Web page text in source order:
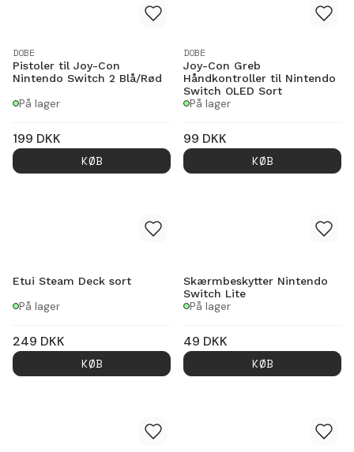
DOBE
Pistoler til Joy-Con
Nintendo Switch 2 Blå/Rød
På lager
199 DKK
KØB
DOBE
Joy-Con Greb
Håndkontroller til Nintendo
Switch OLED Sort
På lager
99 DKK
KØB
Etui Steam Deck sort
På lager
249 DKK
KØB
Skærmbeskytter Nintendo
Switch Lite
På lager
49 DKK
KØB